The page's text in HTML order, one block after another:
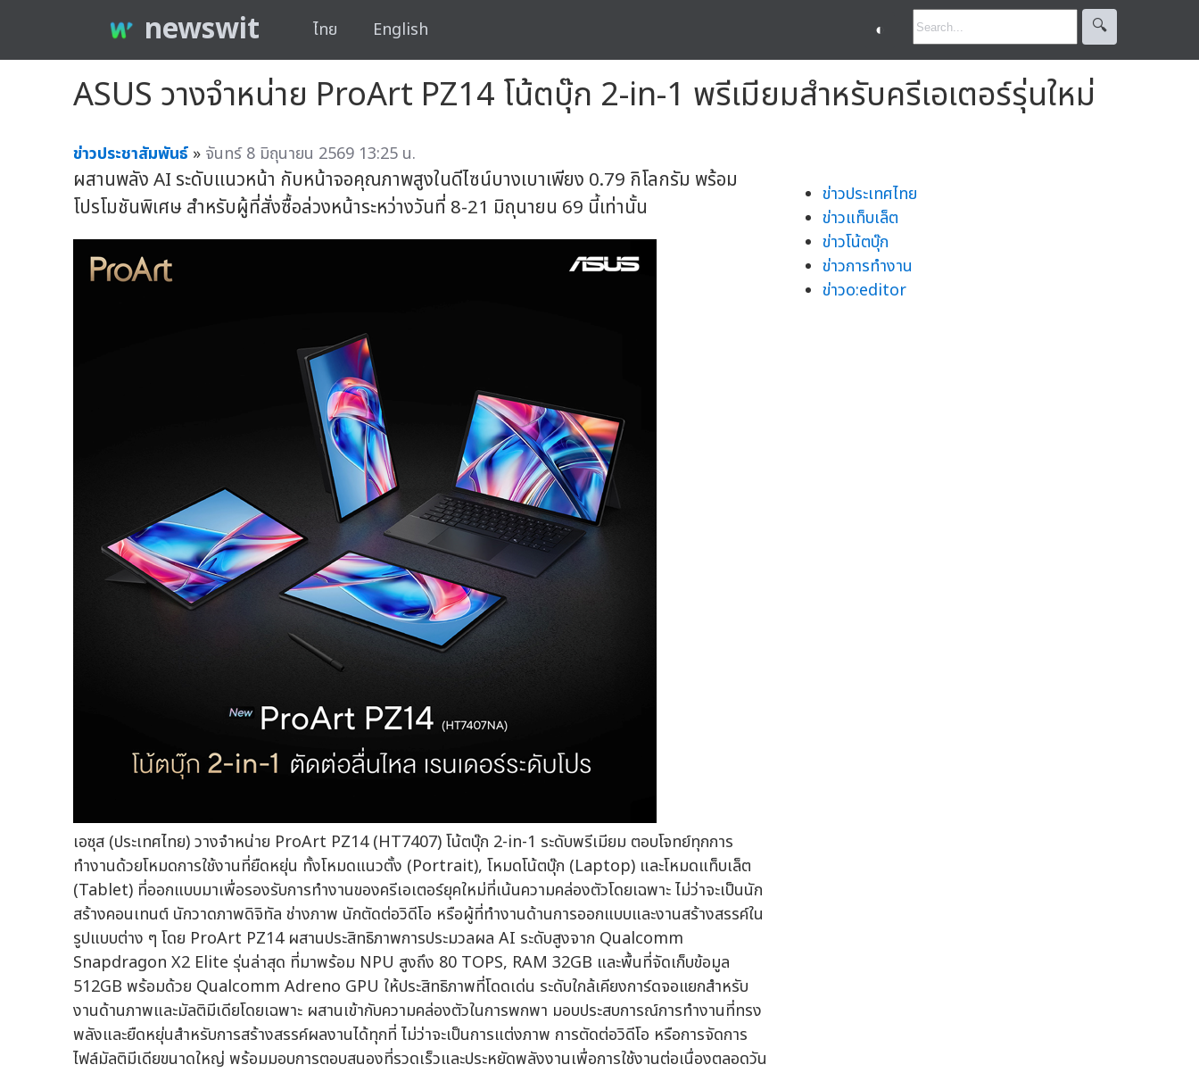
newswit ไทย English ◐ 🔍︎
ASUS วางจำหน่าย ProArt PZ14 โน้ตบุ๊ก 2-in-1 พรีเมียมสำหรับครีเอเตอร์รุ่นใหม่
ข่าวประชาสัมพันธ์ » จันทร์ 8 มิถุนายน 2569 13:25 น.
ผสานพลัง AI ระดับแนวหน้า กับหน้าจอคุณภาพสูงในดีไซน์บางเบาเพียง 0.79 กิโลกรัม พร้อม
โปรโมชันพิเศษ สำหรับผู้ที่สั่งซื้อล่วงหน้าระหว่างวันที่ 8-21 มิถุนายน 69 นี้เท่านั้น
เอซุส (ประเทศไทย) วางจำหน่าย ProArt PZ14 (HT7407) โน้ตบุ๊ก 2-in-1 ระดับพรีเมียม ตอบโจทย์ทุกการ
ทำงานด้วยโหมดการใช้งานที่ยืดหยุ่น ทั้งโหมดแนวตั้ง (Portrait), โหมดโน้ตบุ๊ก (Laptop) และโหมดแท็บเล็ต
(Tablet) ที่ออกแบบมาเพื่อรองรับการทำงานของครีเอเตอร์ยุคใหม่ที่เน้นความคล่องตัวโดยเฉพาะ ไม่ว่าจะเป็นนัก
สร้างคอนเทนต์ นักวาดภาพดิจิทัล ช่างภาพ นักตัดต่อวิดีโอ หรือผู้ที่ทำงานด้านการออกแบบและงานสร้างสรรค์ใน
รูปแบบต่าง ๆ โดย ProArt PZ14 ผสานประสิทธิภาพการประมวลผล AI ระดับสูงจาก Qualcomm
Snapdragon X2 Elite รุ่นล่าสุด ที่มาพร้อม NPU สูงถึง 80 TOPS, RAM 32GB และพื้นที่จัดเก็บข้อมูล
512GB พร้อมด้วย Qualcomm Adreno GPU ให้ประสิทธิภาพที่โดดเด่น ระดับใกล้เคียงการ์ดจอแยกสำหรับ
งานด้านภาพและมัลติมีเดียโดยเฉพาะ ผสานเข้ากับความคล่องตัวในการพกพา มอบประสบการณ์การทำงานที่ทรง
พลังและยืดหยุ่นสำหรับการสร้างสรรค์ผลงานได้ทุกที่ ไม่ว่าจะเป็นการแต่งภาพ การตัดต่อวิดีโอ หรือการจัดการ
ไฟล์มัลติมีเดียขนาดใหญ่ พร้อมมอบการตอบสนองที่รวดเร็วและประหยัดพลังงานเพื่อการใช้งานต่อเนื่องตลอดวัน
ข่าวประเทศไทย
ข่าวแท็บเล็ต
ข่าวโน้ตบุ๊ก
ข่าวการทำงาน
ข่าวo:editor